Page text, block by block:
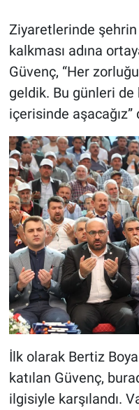
Ziyaretlerinde şehrin
kalkması adına
Güvenç, “Her
geldik. Bu günleri
içerisinde aşacağız”
İlk olarak Bertiz
katılan Güvenç,
ilgisiyle karşılandı.
EĞİTİM
BİLİM VE
Güvenlik
Bölge